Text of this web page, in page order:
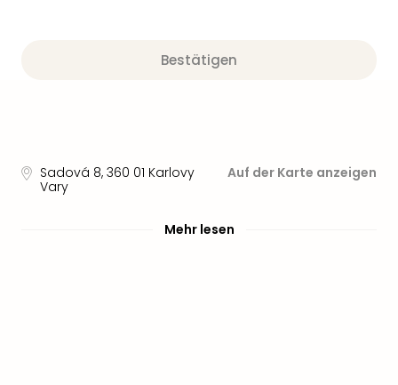
Bestätigen
Sadová 8, 360 01 Karlovy
Vary
Auf der Karte anzeigen
Mehr lesen